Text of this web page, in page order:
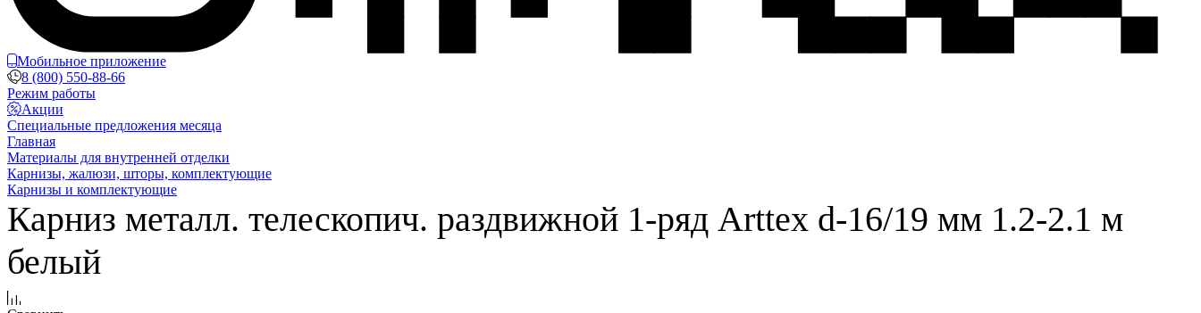
Мобильное приложение
8 (800) 550-88-66
Режим работы
Акции
Специальные предложения месяца
Главная
Материалы для внутренней отделки
Карнизы, жалюзи, шторы, комплектующие
Карнизы и комплектующие
Карниз металл. телескопич. раздвижной 1-ряд Arttex d-16/19 мм 1.2-2.1 м
белый